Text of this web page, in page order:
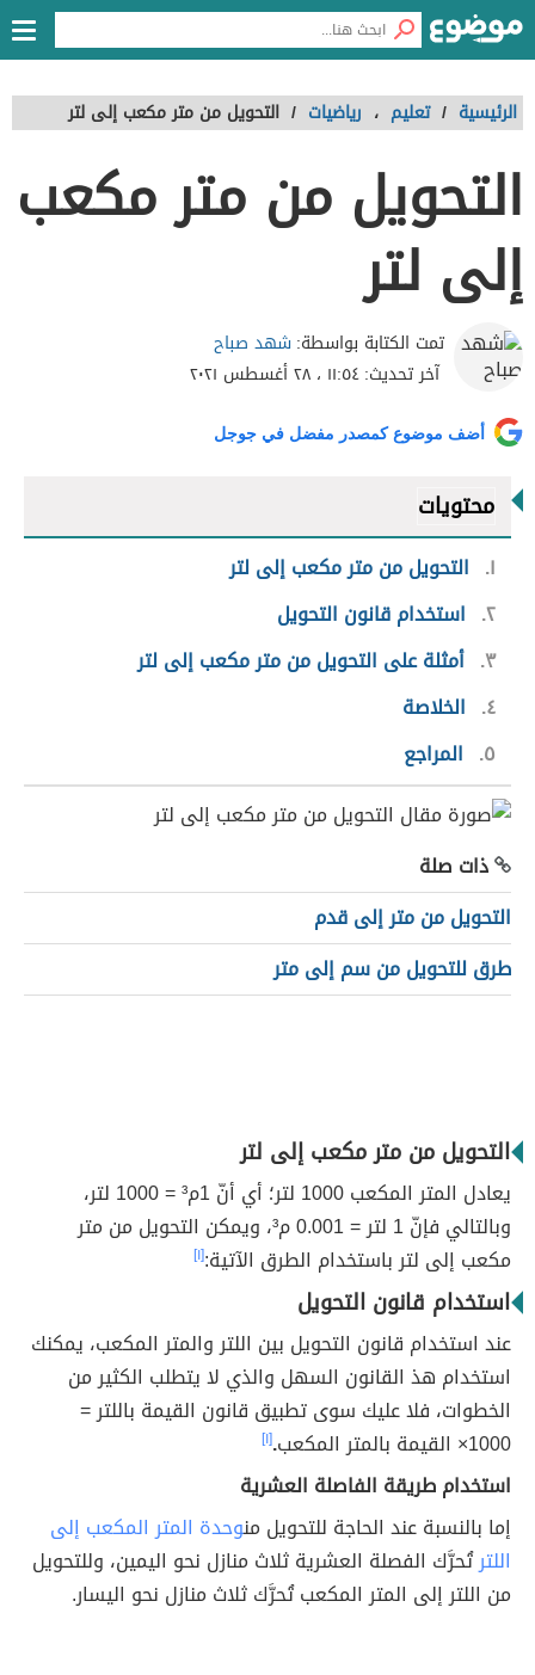
الرئيسية / تعليم ، رياضيات / التحويل من متر مكعب إلى لتر
التحويل من متر مكعب
إلى لتر
تمت الكتابة بواسطة:شهد صباح
آخر تحديث:١١:٥٤ ، ٢٨ أغسطس ٢٠٢١
أضف موضوع كمصدر مفضل في جوجل
محتويات
١
التحويل من متر مكعب إلى لتر
٢ استخدام قانون التحويل
٣ أمثلة على التحويل من متر مكعب إلى لتر
٤
الخلاصة
٥
المراجع
ذات صلة
التحويل من متر إلى قدم
طرق للتحويل من سم إلى متر
التحويل من متر مكعب إلى لتر
يعادل المتر المكعب 1000 لتر؛ أي أنّ 1م³ = 1000 لتر،
وبالتالي فإنّ 1 لتر = 0.001 م³، ويمكن التحويل من متر
مكعب إلى لتر باستخدام الطرق الآتية:[١]
استخدام قانون التحويل
عند استخدام قانون التحويل بين اللتر والمتر المكعب، يمكنك
استخدام هذ القانون السهل والذي لا يتطلب الكثير من
الخطوات، فلا عليك سوى تطبيق قانون القيمة باللتر =
1000× القيمة بالمتر المكعب
.[١]
استخدام طريقة الفاصلة العشرية
إما بالنسبة عند الحاجة للتحويل منوحدة المتر المكعب إلى
اللترتُحرَّك الفصلة العشرية ثلاث منازل نحو اليمين، وللتحويل
من اللتر إلى المتر المكعب تُحرَّك ثلاث منازل نحو اليسار.